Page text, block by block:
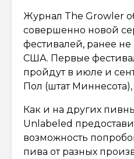
Журнал The Growler
совершенно новой
фестивалей, ранее
США. Первые
пройдут в июле и
Пол (штат
Как и на других
Unlabeled
возможность
пива от разных